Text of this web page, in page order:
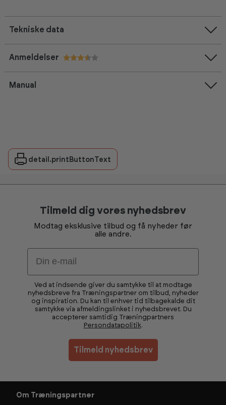
Tekniske data
Anmeldelser
Manual
detail.printButtonText
Tilmeld dig vores nyhedsbrev
Modtag eksklusive tilbud og få nyheder før
alle andre.
Email
Ved at indsende giver du samtykke til at modtage
nyhedsbreve fra Træningspartner om tilbud, nyheder
og inspiration. Du kan til enhver tid tilbagekalde dit
samtykke via afmeldingslinket i nyhedsbrevet. Du
accepterer samtidig Træningpartners
Persondatapolitik.
Tilmeld nyhedsbrev
Om Træningspartner